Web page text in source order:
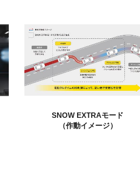
SNOW EXTRAモード
（作動イメージ）